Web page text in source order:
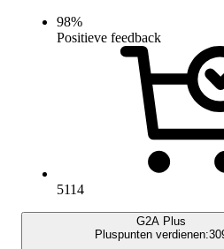
98%
Positieve feedback
5114
G2A Plus
Pluspunten verdienen: